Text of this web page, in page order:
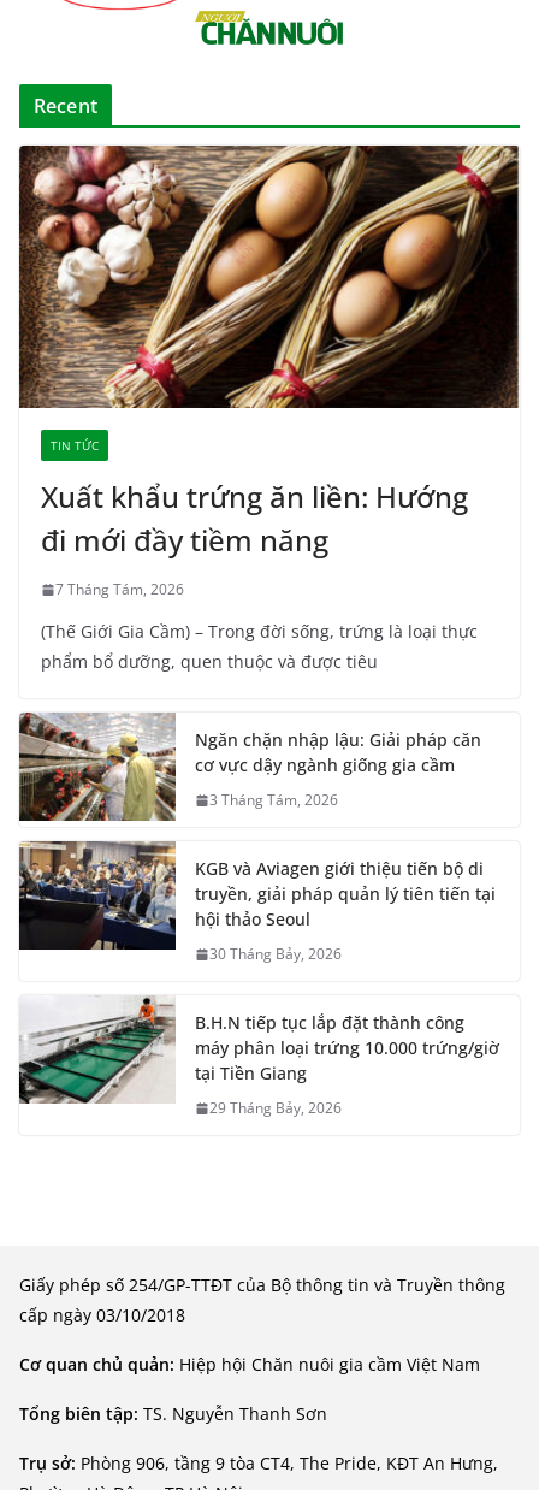
Recent
TIN TỨC
Xuất khẩu trứng ăn liền: Hướng
đi mới đầy tiềm năng
7 Tháng Tám, 2026
(Thế Giới Gia Cầm) – Trong đời sống, trứng là loại thực
phẩm bổ dưỡng, quen thuộc và được tiêu
Ngăn chặn nhập lậu: Giải pháp căn
cơ vực dậy ngành giống gia cầm
3 Tháng Tám, 2026
KGB và Aviagen giới thiệu tiến bộ di
truyền, giải pháp quản lý tiên tiến tại
hội thảo Seoul
30 Tháng Bảy, 2026
B.H.N tiếp tục lắp đặt thành công
máy phân loại trứng 10.000 trứng/giờ
tại Tiền Giang
29 Tháng Bảy, 2026
Giấy phép số 254/GP-TTĐT của Bộ thông tin và Truyền thông
cấp ngày 03/10/2018
Cơ quan chủ quản: Hiệp hội Chăn nuôi gia cầm Việt Nam
Tổng biên tập: TS. Nguyễn Thanh Sơn
Trụ sở: Phòng 906, tầng 9 tòa CT4, The Pride, KĐT An Hưng,